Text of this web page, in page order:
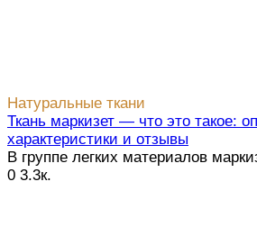
Натуральные ткани
Ткань маркизет — что это такое:
характеристики и отзывы
В группе легких материалов
0 3.3к.